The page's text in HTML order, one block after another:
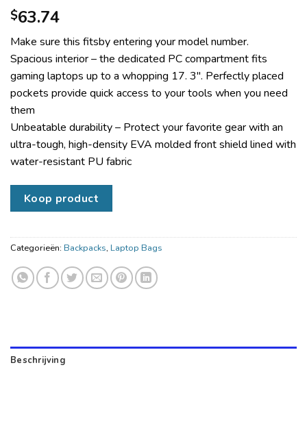
$63.74
Make sure this fitsby entering your model number.
Spacious interior – the dedicated PC compartment fits
gaming laptops up to a whopping 17. 3″. Perfectly placed
pockets provide quick access to your tools when you need
them
Unbeatable durability – Protect your favorite gear with an
ultra-tough, high-density EVA molded front shield lined with
water-resistant PU fabric
Koop product
Categorieën: Backpacks, Laptop Bags
Beschrijving